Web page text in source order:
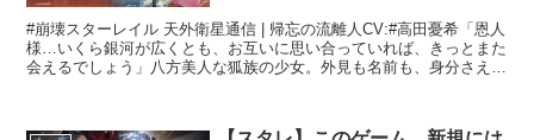
#崩壊スターレイル 天外衛星通信 | 帰忘の流離人CV:#高田憂希「恩人
様…いくら銀河が広くとも、お互いに思い合っていれば、きっとまた
会えるでしょう」八方美人な狐族の少女。外見も名前も、身分さえも